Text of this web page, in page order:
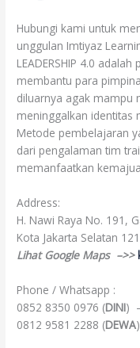
Hubungi kami untuk
unggulan Imtiyaz
LEADERSHIP 4.0
membantu para
diluarnya agak mampu
meninggalkan identitas
Metode pembelajaran
dari pengalaman tim
memanfaatkan
Address:
H. Nawi Raya No. 191,
Kota Jakarta Selatan
Lihat Google Maps –>>
Phone / Whatsapp :
0852 8350 0976 (DINI)
0812 9581 2288 (DEWA